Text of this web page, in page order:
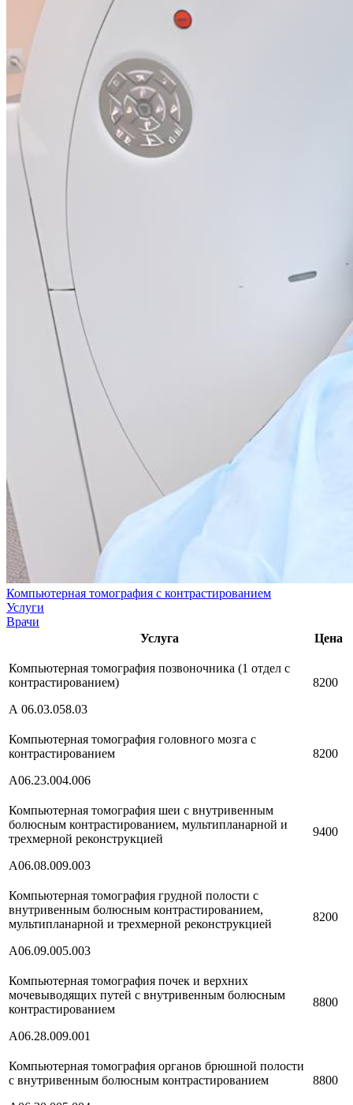
Компьютерная томография с контрастированием
Услуги
Врачи
Услуга
Цена
Компьютерная томография позвоночника (1 отдел с
контрастированием)
А 06.03.058.03
8200
Компьютерная томография головного мозга с
контрастированием
А06.23.004.006
8200
Компьютерная томография шеи с внутривенным
болюсным контрастированием, мультипланарной и
трехмерной реконструкцией
A06.08.009.003
9400
Компьютерная томография грудной полости с
внутривенным болюсным контрастированием,
мультипланарной и трехмерной реконструкцией
A06.09.005.003
8200
Компьютерная томография почек и верхних
мочевыводящих путей с внутривенным болюсным
контрастированием
A06.28.009.001
8800
Компьютерная томография органов брюшной полости
с внутривенным болюсным контрастированием
8800